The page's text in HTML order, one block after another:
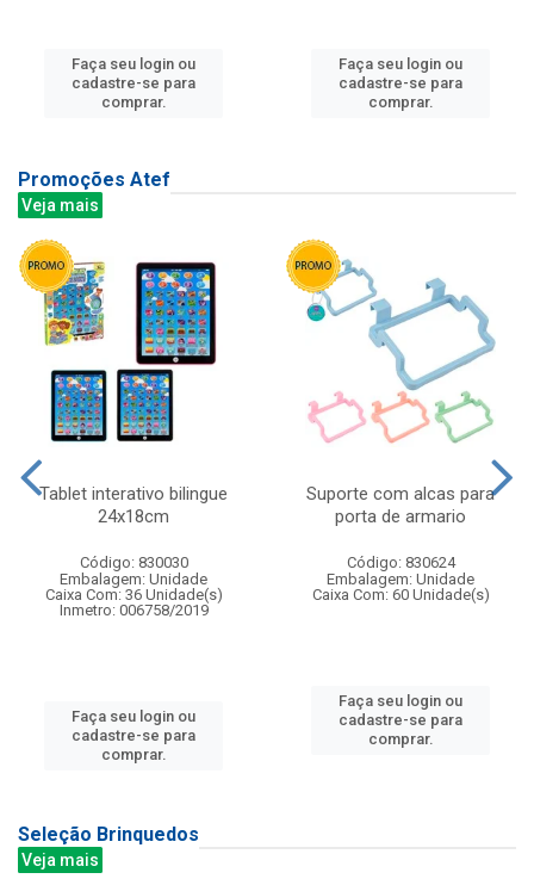
Faça seu login ou
cadastre-se para
comprar.
Faça seu login ou
cadastre-se para
comprar.
Promoções Atef
Veja mais
Tablet interativo bilingue
24x18cm
Código: 830030
Embalagem: Unidade
Caixa Com: 36 Unidade(s)
Inmetro: 006758/2019
Faça seu login ou
cadastre-se para
comprar.
Suporte com alcas para
porta de armario
Código: 830624
Embalagem: Unidade
Caixa Com: 60 Unidade(s)
Faça seu login ou
cadastre-se para
comprar.
Seleção Brinquedos
Veja mais